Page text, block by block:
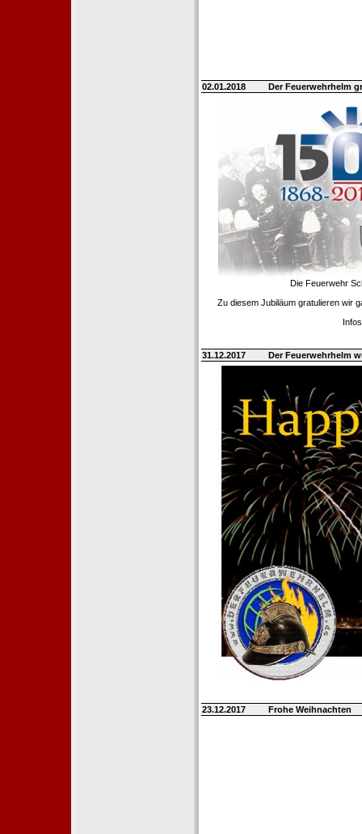
02.01.2018 Der Feuerwehrhelm
Die Feuerwehr
Zu diesem Jubiläum gratulieren wir
31.12.2017 Der Feuerwehrhelm
23.12.2017 Frohe Weihnachten